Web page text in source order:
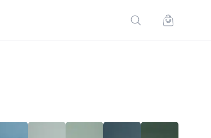
Поиск по сайту
Корзина